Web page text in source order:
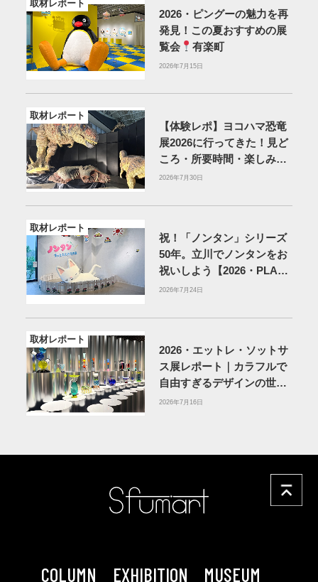
取材レポート
2026・ピングーの魅力を再
発見！この夏おすすめの展
覧会
有楽町
2026年7月15日
取材レポート
【体験レポ】ヨコハマ恐竜
展2026に行ってきた！見ど
ころ・所要時間・楽しみ方
を紹介
2026年7月30日
取材レポート
祝！「ノンタン」シリーズ
50年。立川でノンタンをお
祝いしよう【2026・PLAY!
MUSEUM】
2026年7月24日
取材レポート
2026・エットレ・ソットサ
ス展レポート｜カラフルで
自由すぎるデザインの世界
を体験
2026年7月16日
COLUMN EXHIBITION
MUSEUM